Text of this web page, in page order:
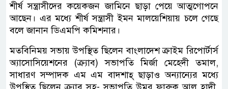
শীর্ষ সন্ত্রাসীদের কয়েকজন জামিনে ছাড়া পেয়ে আত্মগোপনে
আছেন। এর মধ্যে শীর্ষ সন্ত্রাসী ইমন মালয়েশিয়ায় চলে গেছে
বলে জানান ডিএমপি কমিশনার।
মতবিনিময় সভায় উপস্থিত ছিলেন বাংলাদেশ ক্রাইম রিপোর্টার্স
অ্যাসোসিয়েশনের (ক্র্যাব) সভাপতি মির্জা মেহেদী তমাল,
সাধারণ সম্পাদক এম এম বাদশাহ্ ছাড়াও অন্যান্যের মধ্যে